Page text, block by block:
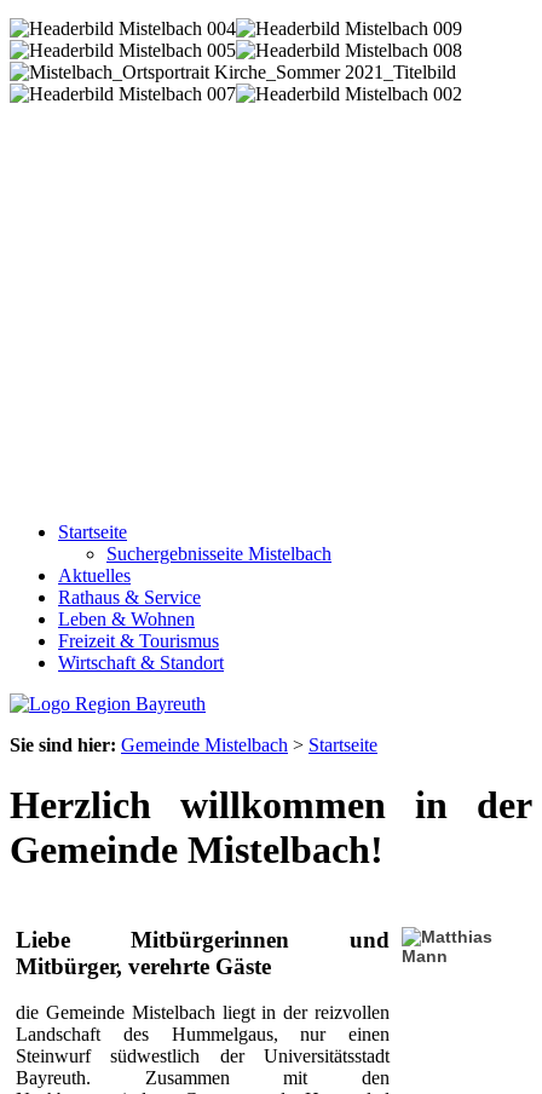
Startseite
Suchergebnisseite Mistelbach
Aktuelles
Rathaus & Service
Leben & Wohnen
Freizeit & Tourismus
Wirtschaft & Standort
Sie sind hier: Gemeinde Mistelbach > Startseite
Herzlich willkommen in der
Gemeinde Mistelbach!
Liebe Mitbürgerinnen und
Mitbürger, verehrte Gäste
die Gemeinde Mistelbach liegt in der reizvollen
Landschaft des Hummelgaus, nur einen
Steinwurf südwestlich der Universitätsstadt
Bayreuth. Zusammen mit den